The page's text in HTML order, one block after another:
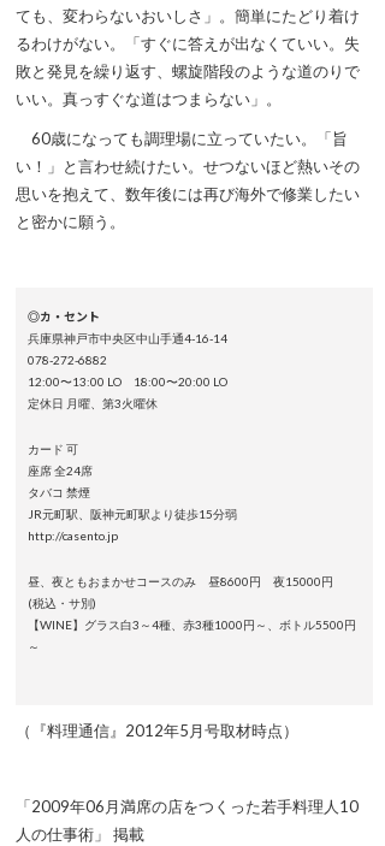
ても、変わらないおいしさ」。簡単にたどり着け
るわけがない。「すぐに答えが出なくていい。失
敗と発見を繰り返す、螺旋階段のような道のりで
いい。真っすぐな道はつまらない」。
60歳になっても調理場に立っていたい。「旨
い！」と言わせ続けたい。せつないほど熱いその
思いを抱えて、数年後には再び海外で修業したい
と密かに願う。
◎カ・セント
兵庫県神戸市中央区中山手通4-16-14
078-272-6882
12:00〜13:00 LO 18:00〜20:00 LO
定休日 月曜、第3火曜休
カード 可
座席 全24席
タバコ 禁煙
JR元町駅、阪神元町駅より徒歩15分弱
http://casento.jp
昼、夜ともおまかせコースのみ 昼8600円 夜15000円
(税込・サ別)
【WINE】グラス白3～4種、赤3種1000円～、ボトル5500円
～
（『料理通信』2012年5月号取材時点）
「2009年06月満席の店をつくった若手料理人10
人の仕事術」 掲載